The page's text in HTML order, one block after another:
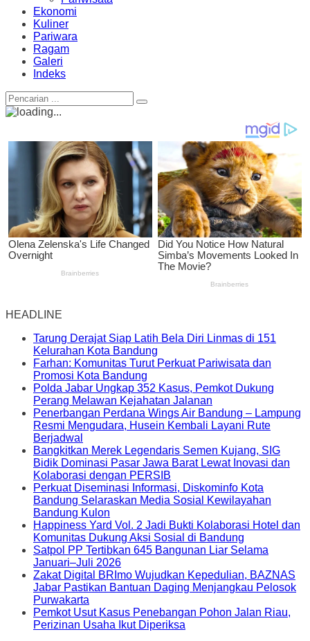
Ekonomi
Kuliner
Pariwara
Ragam
Galeri
Indeks
HEADLINE
Tarung Derajat Siap Latih Bela Diri Linmas di 151
Kelurahan Kota Bandung
Farhan: Komunitas Turut Perkuat Pariwisata dan
Promosi Kota Bandung
Polda Jabar Ungkap 352 Kasus, Pemkot Dukung
Perang Melawan Kejahatan Jalanan
Penerbangan Perdana Wings Air Bandung – Lampung
Resmi Mengudara, Husein Kembali Layani Rute
Berjadwal
Bangkitkan Merek Legendaris Semen Kujang, SIG
Bidik Dominasi Pasar Jawa Barat Lewat Inovasi dan
Kolaborasi dengan PERSIB
Perkuat Diseminasi Informasi, Diskominfo Kota
Bandung Selaraskan Media Sosial Kewilayahan
Bandung Kulon
Happiness Yard Vol. 2 Jadi Bukti Kolaborasi Hotel dan
Komunitas Dukung Aksi Sosial di Bandung
Satpol PP Tertibkan 645 Bangunan Liar Selama
Januari–Juli 2026
Zakat Digital BRImo Wujudkan Kepedulian, BAZNAS
Jabar Pastikan Bantuan Daging Menjangkau Pelosok
Purwakarta
Pemkot Usut Kasus Penebangan Pohon Jalan Riau,
Perizinan Usaha Ikut Diperiksa